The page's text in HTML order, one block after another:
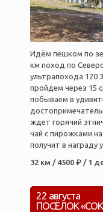
Идём пешком по
км поход по
ультрапохода
пройдем через 15
побываем в
ждет горячий
чай с пирожками
получит в награду
32 км / 4500 ₽ / 1
22 августа
ПОСЁЛОК